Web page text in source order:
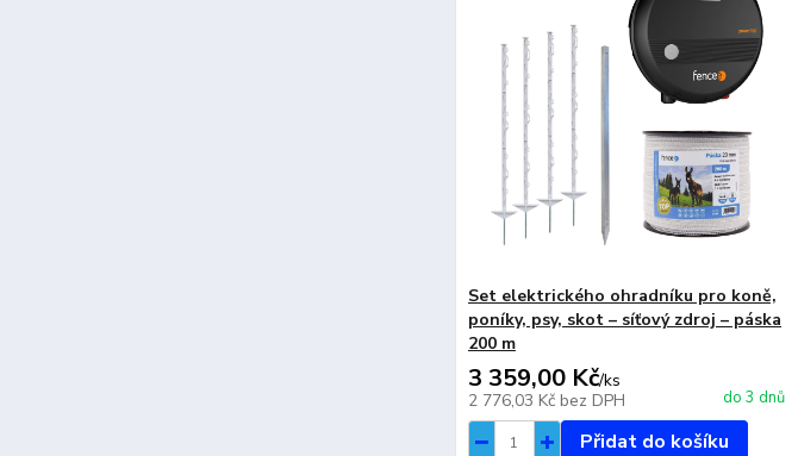
Set elektrického ohradníku pro koně,
poníky, psy, skot – síťový zdroj – páska
200 m
3 359,00 Kč/ks
2 776,03 Kč bez DPH do 3 dnů
Přidat do košíku